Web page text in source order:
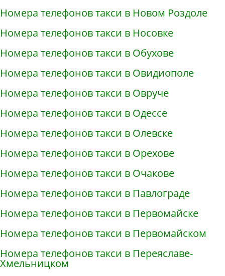
Номера телефонов такси в Новом Роздоле
Номера телефонов такси в Носовке
Номера телефонов такси в Обухове
Номера телефонов такси в Овидиополе
Номера телефонов такси в Овруче
Номера телефонов такси в Одессе
Номера телефонов такси в Олевске
Номера телефонов такси в Орехове
Номера телефонов такси в Очакове
Номера телефонов такси в Павлограде
Номера телефонов такси в Первомайске
Номера телефонов такси в Первомайском
Номера телефонов такси в Переяславе-
Хмельницком